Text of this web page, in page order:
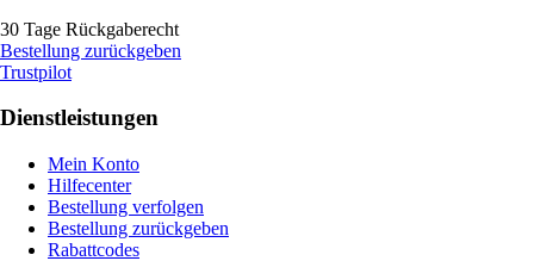
30 Tage Rückgaberecht
Bestellung zurückgeben
Trustpilot
Dienstleistungen
Mein Konto
Hilfecenter
Bestellung verfolgen
Bestellung zurückgeben
Rabattcodes